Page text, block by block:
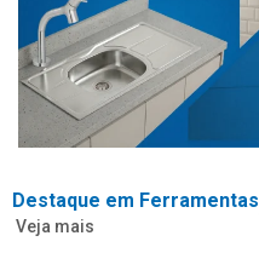
Destaque em Ferramentas
Veja mais